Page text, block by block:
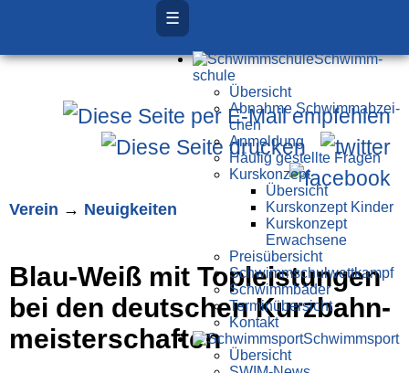
☰
Schwimm­
schule
Übersicht
Ab­nah­me Schwimm­ab­zei­
chen
Anmeldung
Häufig gestellte Fragen
Kurs­konzept
Übersicht
Kurskonzept Kinder
Kurskonzept
Erwachsene
Preis­über­sicht
Schwimm­schul­wett­kampf
Schwimm­bäder
Terminübersicht
Kontakt
Schwimm­sport
Übersicht
Verein → Neuigkeiten
Blau-Weiß mit Topleistungen
bei den deutschen Kurzbahn­
meisterschaften